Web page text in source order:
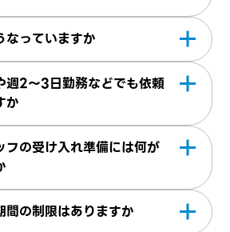
依頼内容の諸条件をお伺いし条
を選考してご紹介いたします。
個別契約書を締結させていただ
書、待遇情報提供）が必要にな
にて雛形の用意がございますの
さい。
なっていますか
給単価どちらでも派遣スタッフ
応じてご請求させていただいて
務地・職種・スキルレベルなど
て派遣料金が変更いたしますの
軽にお問い合わせください。
週2～3日勤務などでも依頼
か
て柔軟に対応しております。
フの受け入れ準備には何が
物品（貸与PCなど）や業務に
間の制限はありますか